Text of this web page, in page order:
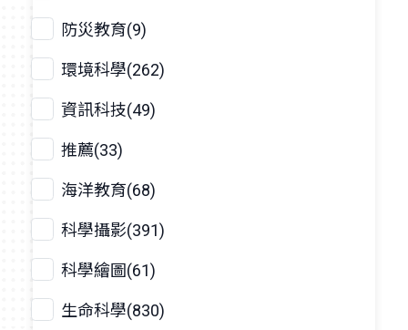
防災教育(9)
環境科學(262)
資訊科技(49)
推薦(33)
海洋教育(68)
科學攝影(391)
科學繪圖(61)
生命科學(830)